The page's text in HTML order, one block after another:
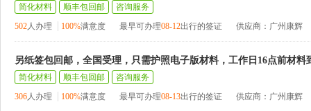
简化材料 顺丰包回邮
咨询服务
502人办理 100%满意度 最早可办理08-12出行的签证 供应商：广州康辉
另纸签包回邮，全国受理，只需护照电子版材料，工作日16点前材料
简化材料 顺丰包回邮
咨询服务
306人办理 100%满意度 最早可办理08-13出行的签证 供应商：广州康辉